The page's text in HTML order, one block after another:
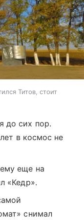
Титов, стоит
до сих пор.
в космос не
еще на
«Кедр».
снимал